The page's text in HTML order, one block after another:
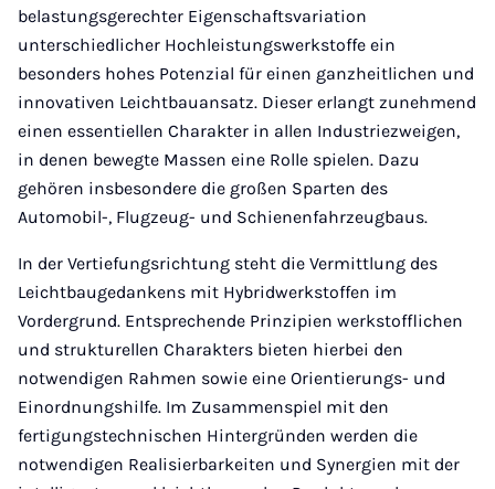
belastungsgerechter Eigenschaftsvariation
unterschiedlicher Hochleistungswerkstoffe ein
besonders hohes Potenzial für einen ganzheitlichen und
innovativen Leichtbauansatz. Dieser erlangt zunehmend
einen essentiellen Charakter in allen Industriezweigen,
in denen bewegte Massen eine Rolle spielen. Dazu
gehören insbesondere die großen Sparten des
Automobil-, Flugzeug- und Schienenfahrzeugbaus.
In der Vertiefungsrichtung steht die Vermittlung des
Leichtbaugedankens mit Hybridwerkstoffen im
Vordergrund. Entsprechende Prinzipien werkstofflichen
und strukturellen Charakters bieten hierbei den
notwendigen Rahmen sowie eine Orientierungs- und
Einordnungshilfe. Im Zusammenspiel mit den
fertigungstechnischen Hintergründen werden die
notwendigen Realisierbarkeiten und Synergien mit der